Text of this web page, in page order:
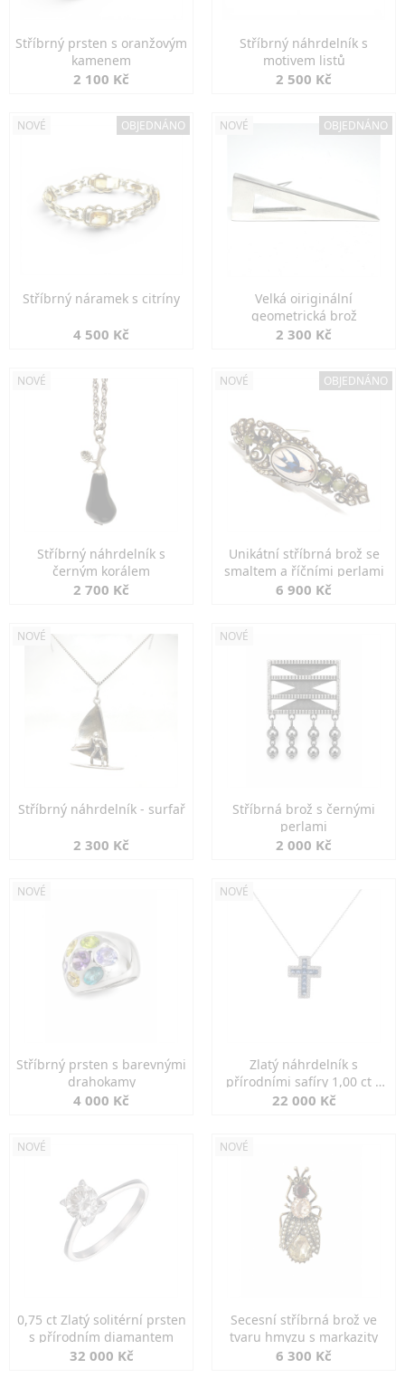
Stříbrný prsten s oranžovým
kamenem
2 100 Kč
Stříbrný náhrdelník s
motivem listů
2 500 Kč
NOVÉ OBJEDNÁNO
Stříbrný náramek s citríny
4 500 Kč
NOVÉ OBJEDNÁNO
Velká oiriginální
geometrická brož
2 300 Kč
NOVÉ
Stříbrný náhrdelník s
černým korálem
2 700 Kč
NOVÉ OBJEDNÁNO
Unikátní stříbrná brož se
smaltem a říčními perlami
6 900 Kč
NOVÉ
Stříbrný náhrdelník - surfař
2 300 Kč
NOVÉ
Stříbrná brož s černými
perlami
2 000 Kč
NOVÉ
Stříbrný prsten s barevnými
drahokamy
4 000 Kč
NOVÉ
Zlatý náhrdelník s
přírodními safíry 1,00 ct a
diamanty
22 000 Kč
NOVÉ
0,75 ct Zlatý solitérní prsten
s přírodním diamantem
32 000 Kč
NOVÉ
Secesní stříbrná brož ve
tvaru hmyzu s markazity
6 300 Kč